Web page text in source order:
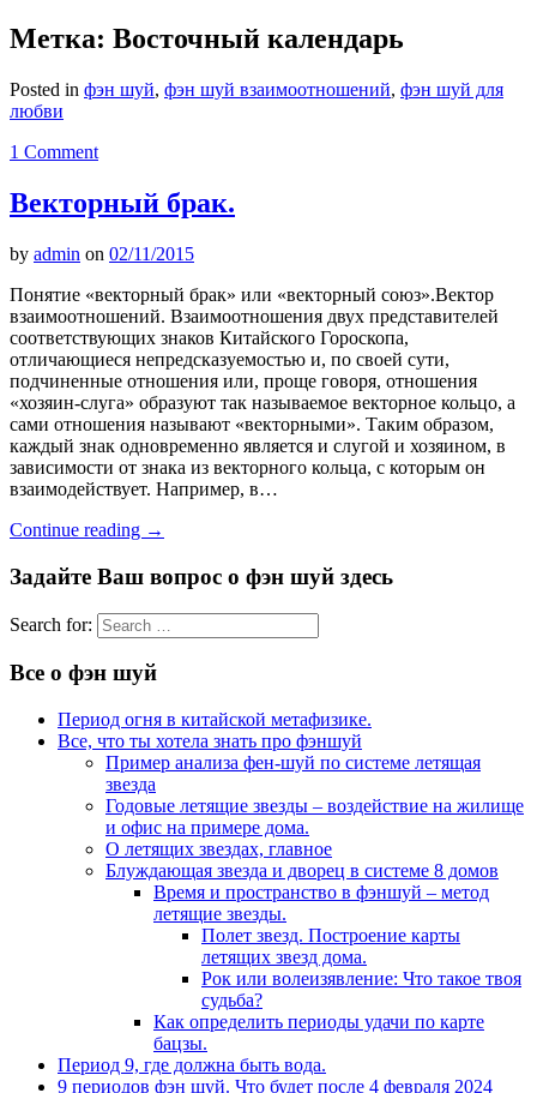
Метка: Восточный календарь
Posted in фэн шуй, фэн шуй взаимоотношений, фэн шуй для
любви
1 Comment
Векторный брак.
by admin on 02/11/2015
Понятие «векторный брак» или «векторный союз».Вектор
взаимоотношений. Взаимоотношения двух представителей
соответствующих знаков Китайского Гороскопа,
отличающиеся непредсказуемостью и, по своей сути,
подчиненные отношения или, проще говоря, отношения
«хозяин-слуга» образуют так называемое векторное кольцо, а
сами отношения называют «векторными». Таким образом,
каждый знак одновременно является и слугой и хозяином, в
зависимости от знака из векторного кольца, с которым он
взаимодействует. Например, в…
Continue reading →
Задайте Ваш вопрос о фэн шуй здесь
Search for:
Все о фэн шуй
Период огня в китайской метафизике.
Все, что ты хотела знать про фэншуй
Пример анализа фен-шуй по системе летящая
звезда
Годовые летящие звезды – воздействие на жилище
и офис на примере дома.
О летящих звездах, главное
Блуждающая звезда и дворец в системе 8 домов
Время и пространство в фэншуй – метод
летящие звезды.
Полет звезд. Построение карты
летящих звезд дома.
Рок или волеизявление: Что такое твоя
судьба?
Как определить периоды удачи по карте
бацзы.
Период 9, где должна быть вода.
9 периодов фэн шуй. Что будет после 4 февраля 2024